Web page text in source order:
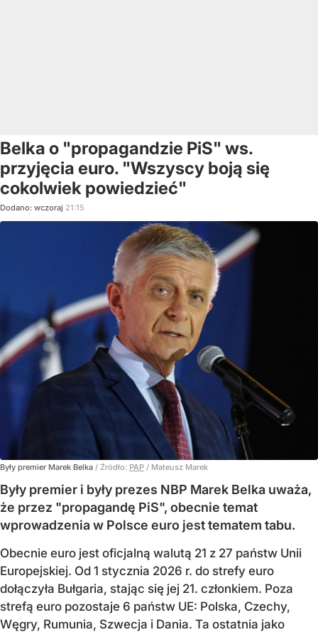
Belka o "propagandzie PiS" ws.
przyjęcia euro. "Wszyscy boją się
cokolwiek powiedzieć"
Dodano: wczoraj 21:15
Były premier Marek Belka / Źródło: PAP / Mateusz Marek
Były premier i były prezes NBP Marek Belka uważa,
że przez "propagandę PiS", obecnie temat
wprowadzenia w Polsce euro jest tematem tabu.
Obecnie euro jest oficjalną walutą 21 z 27 państw Unii
Europejskiej. Od 1 stycznia 2026 r. do strefy euro
dołączyła Bułgaria, stając się jej 21. członkiem. Poza
strefą euro pozostaje 6 państw UE: Polska, Czechy,
Węgry, Rumunia, Szwecja i Dania. Ta ostatnia jako